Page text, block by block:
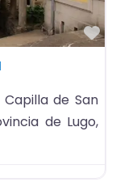
de San
de Lugo,